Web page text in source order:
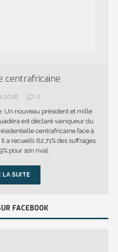
centrafricaine
2016
0
Un nouveau président et mille
est déclaré vainqueur du
centrafricaine face à
a recueilli 62,71% des suffrages
pour son rival.
LA SUITE
FACEBOOK